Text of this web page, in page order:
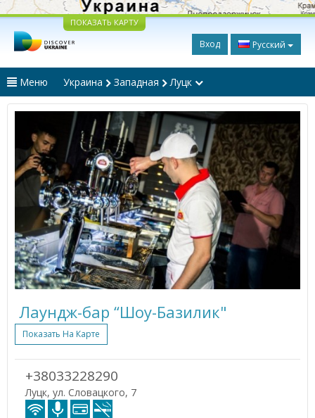
ПОКАЗАТЬ КАРТУ
Вход Русский
Меню Украина Западная Луцк
Лаундж-бар “Шоу-Базилик"
Показать На Карте
+38033228290
Луцк, ул. Словацкого, 7